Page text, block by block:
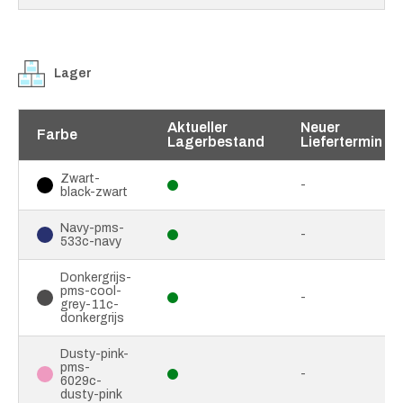
Lager
Farbe
Aktueller
Lagerbestand
Neuer
Liefertermin
Zwart-
black-zwart
-
Navy-pms-
533c-navy
-
Donkergrijs-
pms-cool-
grey-11c-
donkergrijs
-
Dusty-pink-
pms-
6029c-
dusty-pink
-